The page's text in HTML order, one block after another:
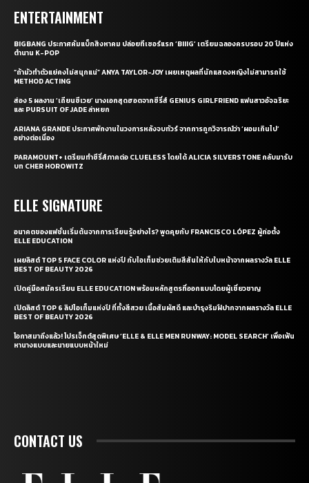
ENTERTAINMENT
BIGBANG ประกาศคัมแบ็กสิงหาคม ปล่อยทีเซอร์แรก ‘BIIIG’ เตรียมฉลองครบรอบ 20 ปีแห่ง
ตำนาน K-POP
“ถ้ามัวทำตัวแย่คงไม่สนุกแน่” ANYA TAYLOR-JOY เผยเหตุผลที่นักแสดงหญิงไม่สามารถใช้
METHOD ACTING
ส่อง 5 ผลงาน ‘เถียนซีเวย’ นางเอกสุดฮอตจากซีรี่ส์ GENIUS GIRLFRIEND แฟนสาวอัจฉริยะ
และ PURSUIT OF JADE ล่าหยก
ARIANA GRANDE ประกาศพักงานในวงการหลังจบทัวร์ จากการถูกวิจารณ์ว่า ‘ผอมเกินไป’
อย่างต่อเนื่อง
PARAMOUNT+ เตรียมทำซีรี่ส์ภาคต่อ CLUELESS โดยได้ ALICIA SILVERSTONE กลับมารับ
บท CHER HOROWITZ
ELLE SIGNATURE
อนาคตของแฟชั่นเริ่มต้นจากการเรียนรู้อย่างไร? พูดคุยกับ FRANCISCO LÓPEZ ผู้ก่อตั้ง
ELLE EDUCATION
เผยลิสต์ TOP 5 FACE COLOR แห่งปี กับไอเท็มช่วยเติมสีสันให้กับใบหน้าจากผลรางวัล ELLE
BEST OF BEAUTY 2026
เปิดคู่มือสมัครเรียน ELLE EDUCATION พร้อมหลักสูตรที่ออกแบบโดยผู้เชี่ยวชาญ
เปิดลิสต์ TOP 6 ลิปไอเท็มแห่งปี ที่ทั้งสีสวย เนื้อสัมผัสดี และบำรุงริมฝีปากจากผลรางวัล ELLE
BEST OF BEAUTY 2026
โอกาสมาถึงแล้ว! โปรเจ็กต์สุดพิเศษ ‘ELLE & ELLE MEN RUNWAY: MODEL SEARCH’ เพื่อเฟ้น
หานางแบบและนายแบบหน้าใหม่
CONTACT US